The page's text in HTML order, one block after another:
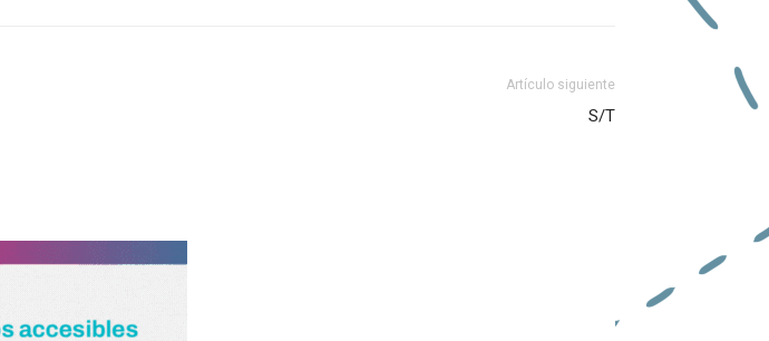
Artículo siguiente
S/T